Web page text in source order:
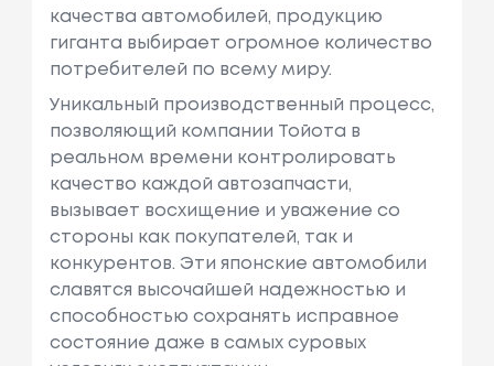
качества автомобилей, продукцию
гиганта выбирает огромное количество
потребителей по всему миру.
Уникальный производственный процесс,
позволяющий компании Тойота в
реальном времени контролировать
качество каждой автозапчасти,
вызывает восхищение и уважение со
стороны как покупателей, так и
конкурентов. Эти японские автомобили
славятся высочайшей надежностью и
способностью сохранять исправное
состояние даже в самых суровых